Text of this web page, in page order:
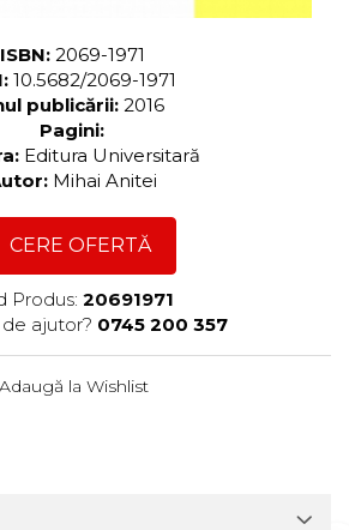
ISBN: 2069-1971
10.5682/2069-1971
publicării: 2016
Pagini:
Editura Universitară
Mihai Anitei
CERE OFERTĂ
Produs: 20691971
ajutor? 0745 200 357
la Wishlist